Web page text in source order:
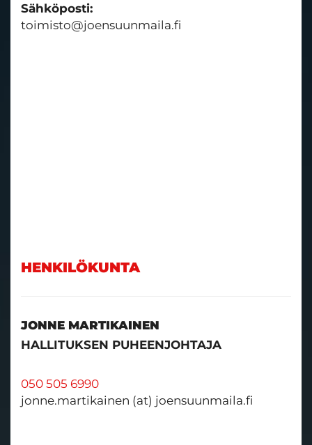
Sähköposti:
toimisto@joensuunmaila.fi
HENKILÖKUNTA
JONNE MARTIKAINEN
HALLITUKSEN PUHEENJOHTAJA
050 505 6990
jonne.martikainen (at) joensuunmaila.fi